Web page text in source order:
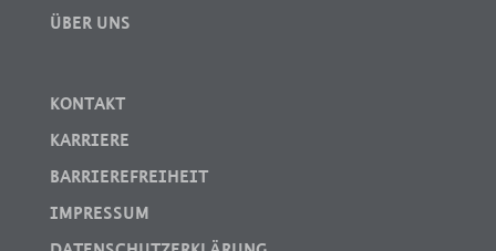
ÜBER UNS
KONTAKT
KARRIERE
BARRIEREFREIHEIT
IMPRESSUM